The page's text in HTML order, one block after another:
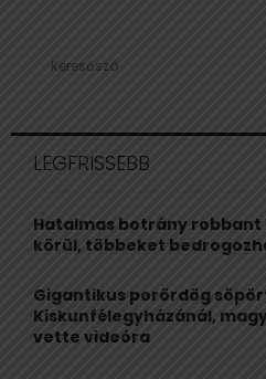
h
o
r
LEGFRISSEBB
Hatalmas botrány robbant
körül, többeket
Gigantikus porördög
Kiskunfélegyházánál,
vette videóra